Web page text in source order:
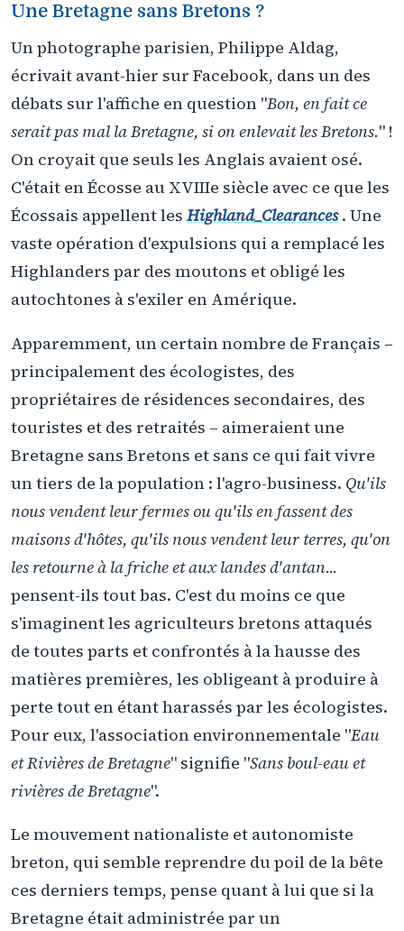
Une Bretagne sans Bretons ?
Un photographe parisien, Philippe Aldag,
écrivait avant-hier sur Facebook, dans un des
débats sur l'affiche en question "Bon, en fait ce
serait pas mal la Bretagne, si on enlevait les Bretons." !
On croyait que seuls les Anglais avaient osé.
C'était en Écosse au XVIIIe siècle avec ce que les
Écossais appellent les Highland_Clearances . Une
vaste opération d'expulsions qui a remplacé les
Highlanders par des moutons et obligé les
autochtones à s'exiler en Amérique.
Apparemment, un certain nombre de Français –
principalement des écologistes, des
propriétaires de résidences secondaires, des
touristes et des retraités – aimeraient une
Bretagne sans Bretons et sans ce qui fait vivre
un tiers de la population : l'agro-business. Qu'ils
nous vendent leur fermes ou qu'ils en fassent des
maisons d'hôtes, qu'ils nous vendent leur terres, qu'on
les retourne à la friche et aux landes d'antan...
pensent-ils tout bas. C'est du moins ce que
s'imaginent les agriculteurs bretons attaqués
de toutes parts et confrontés à la hausse des
matières premières, les obligeant à produire à
perte tout en étant harassés par les écologistes.
Pour eux, l'association environnementale "Eau
et Rivières de Bretagne" signifie "Sans boul-eau et
rivières de Bretagne".
Le mouvement nationaliste et autonomiste
breton, qui semble reprendre du poil de la bête
ces derniers temps, pense quant à lui que si la
Bretagne était administrée par un